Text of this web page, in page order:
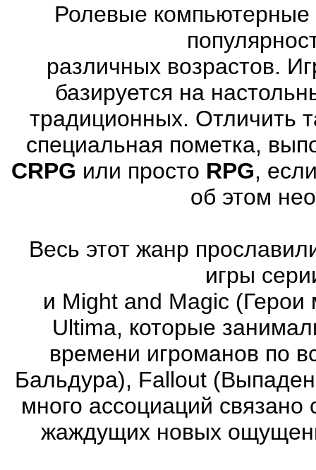
Ролевые компьютерные
различных возрастов.
базируется на
традиционных. Отличить
специальная пометка,
CRPG или просто RPG,
об этом
Весь этот жанр
игры
и Might and Magic
Ultima, которые
времени игроманов по
Бальдура), Fallout
много ассоциаций
жаждущих новых